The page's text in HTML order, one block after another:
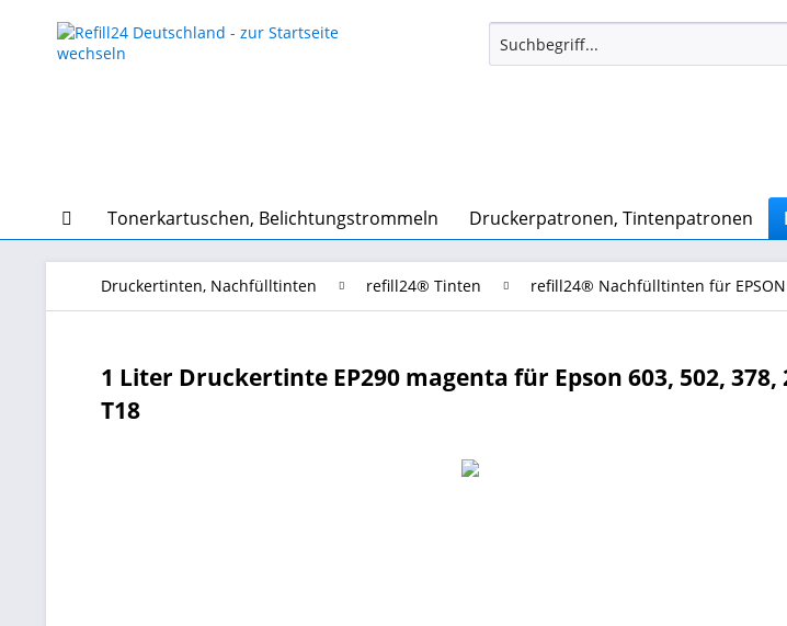
Tonerkartuschen, Belichtungstrommeln Druckerpatronen, Tintenpatronen
Druckertinten, Nachfülltinten refill24® Tinten refill24® Nachfülltinten für
1 Liter Druckertinte EP290 magenta für Epson 603, 502, 378,
T18